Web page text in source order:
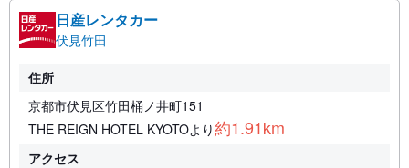
日産レンタカー
伏見竹田
住所
京都市伏見区竹田桶ノ井町151
THE REIGN HOTEL KYOTOより約1.91km
アクセス